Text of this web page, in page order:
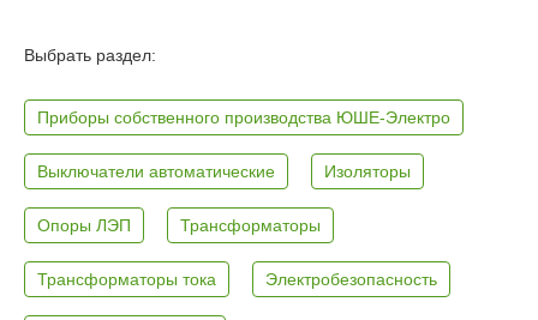
Выбрать раздел:
Приборы собственного производства ЮШЕ-Электро
Выключатели автоматические Изоляторы
Опоры ЛЭП Трансформаторы
Трансформаторы тока Электробезопасность